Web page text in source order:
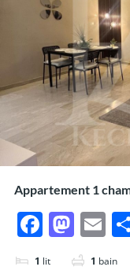
Appartement 1
1 lit 1 bain